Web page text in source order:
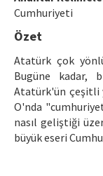
Yazar Rehberi
Hakem Rehberi
İletişim
Cumhuriyeti
Özet
Atatürk çok
Bugüne kadar,
Atatürk'ün çeşitli
O'nda
nasıl geliştiği
büyük eseri